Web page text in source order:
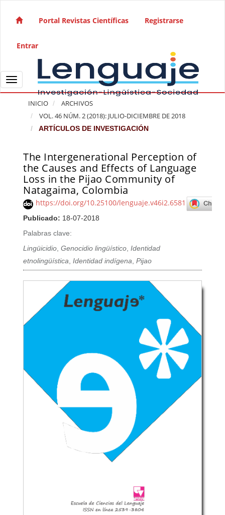
Navegación principal
Barra lateral
Portal Revistas Científicas Registrarse
Entrar
Toggle navigation
INICIO
ARCHIVOS
VOL. 46 NÚM. 2 (2018): JULIO-DICIEMBRE DE 2018
ARTÍCULOS DE INVESTIGACIÓN
The Intergenerational Perception of
the Causes and Effects of Language
Loss in the Pijao Community of
Natagaima, Colombia
https://doi.org/10.25100/lenguaje.v46i2.6581
Publicado: 18-07-2018
Palabras clave:
Lingüicidio,Genocidio lingüístico,Identidad
etnolingüística,Identidad indígena,Pijao
Barra lateral del artículo